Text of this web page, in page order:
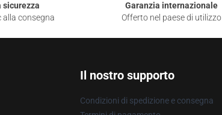
sicurezza
consegna
Garanzia internazionale
Offerto nel paese di utilizzo
Il nostro supporto
Condizioni di spedizione e consegna